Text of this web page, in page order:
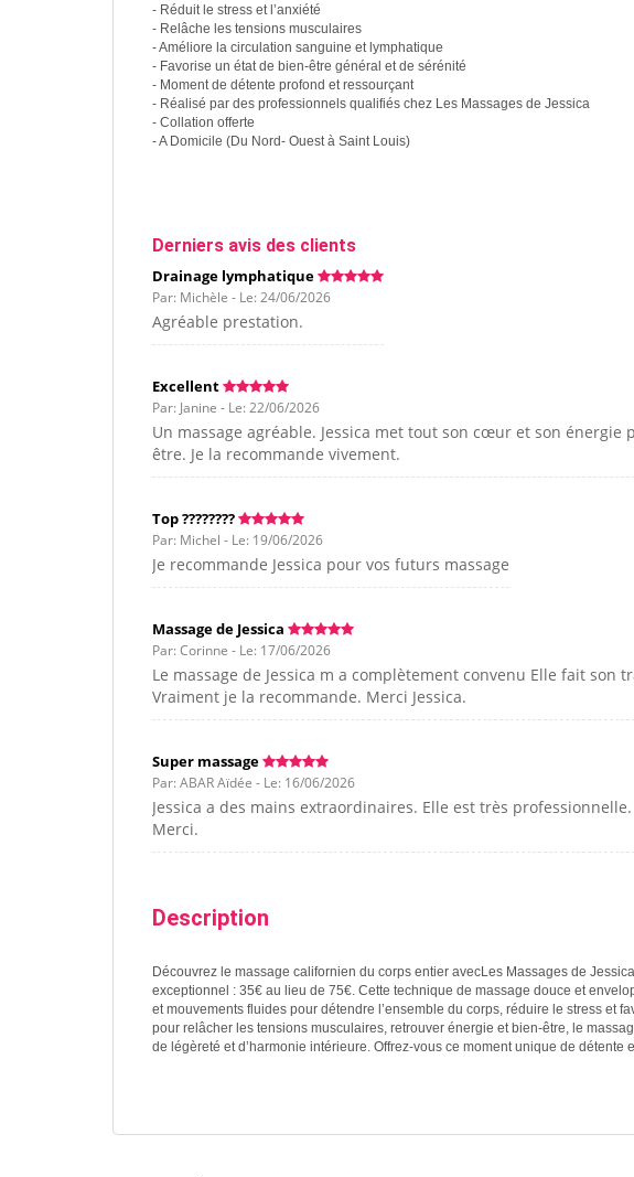
- Réduit le stress et l’anxiété
- Relâche les tensions musculaires
- Améliore la circulation sanguine et lymphatique
- Favorise un état de bien-être général et de sérénité
- Moment de détente profond et ressourçant
- Réalisé par des professionnels qualifiés chez Les Massages de Jessica
- Collation offerte
- A Domicile (Du Nord- Ouest à Saint Louis)
Derniers avis des clients
Drainage lymphatique
Par: Michèle - Le: 24/06/2026
Agréable prestation.
Excellent
Par: Janine - Le: 22/06/2026
Un massage agréable. Jessica met tout son cœur et son
être. Je la recommande vivement.
Top ????????
Par: Michel - Le: 19/06/2026
Je recommande Jessica pour vos futurs massage
Massage de Jessica
Par: Corinne - Le: 17/06/2026
Le massage de Jessica m a complètement convenu Elle fait son
Vraiment je la recommande. Merci Jessica.
Super massage
Par: ABAR Aïdée - Le: 16/06/2026
Jessica a des mains extraordinaires. Elle est très
Merci.
Description
Découvrez le massage californien du corps entier avecLes Massages de
exceptionnel : 35€ au lieu de 75€. Cette technique de massage douce et
et mouvements fluides pour détendre l’ensemble du corps, réduire le stress et
pour relâcher les tensions musculaires, retrouver énergie et bien-être, le
de légèreté et d’harmonie intérieure. Offrez-vous ce moment unique de détente